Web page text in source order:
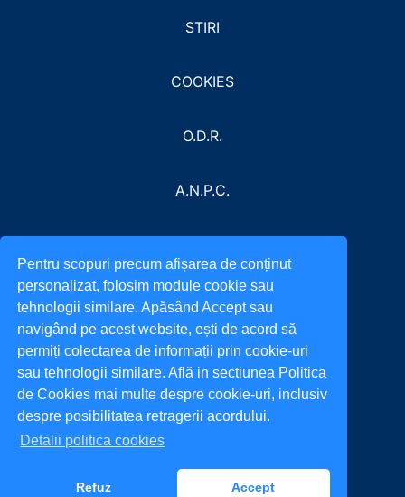
Pentru scopuri precum afișarea de conținut
personalizat, folosim module cookie sau
tehnologii similare. Apăsând Accept sau
navigând pe acest website, ești de acord să
permiți colectarea de informații prin cookie-uri
sau tehnologii similare. Află in sectiunea Politica
de Cookies mai multe despre cookie-uri, inclusiv
despre posibilitatea retragerii acordului.
Detalii politica cookies
Refuz Accept
STIRI
COOKIES
O.D.R.
A.N.P.C.
All rights reserved. © 2022